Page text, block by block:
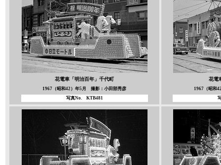
花電車「明治百年」 千代町
1967（昭和42）年5月 撮影：小田部秀彦
写真No. KTB481
花電
1967（昭和